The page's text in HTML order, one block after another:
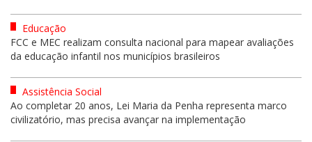
Educação
FCC e MEC realizam consulta nacional para mapear avaliações
da educação infantil nos municípios brasileiros
Assistência Social
Ao completar 20 anos, Lei Maria da Penha representa marco
civilizatório, mas precisa avançar na implementação